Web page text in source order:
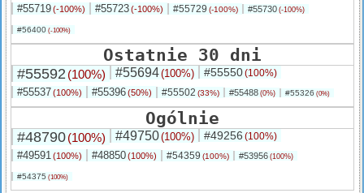
#55719(-100%) #55723(-100%) #55729 (-100%) #55730 (-100%)
#56400 (-100%)
Ostatnie 30 dni
#55592 (100%) #55694(100%) #55550(100%)
#55537(100%) #55396(50%) #55502 (33%) #55488 (0%) #55326 (0%)
Ogólnie
#48790(100%) #49750(100%) #49256 (100%)
#49591(100%) #48850(100%) #54359 (100%) #53956 (100%)
#54375 (100%)